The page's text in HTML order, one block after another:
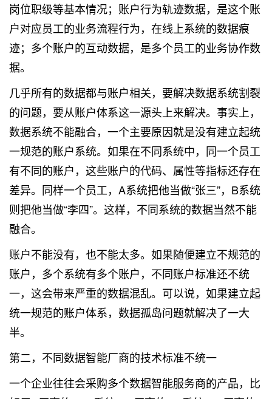
岗位职级等基本情况；账户行为轨迹数据，是这个账
户对应员工的业务流程行为，在线上系统的数据痕
迹；多个账户的互动数据，是多个员工的业务协作数
据。
几乎所有的数据都与账户相关，要解决数据系统割裂
的问题，要从账户体系这一源头上来解决。事实上，
数据系统不能融合，一个主要原因就是没有建立起统
一规范的账户系统。如果在不同系统中，同一个员工
有不同的账户，这些账户的代码、属性等指标还存在
差异。同样一个员工，A系统把他当做“张三”，B系统
则把他当做“李四”。这样，不同系统的数据当然不能
融合。
账户不能没有，也不能太多。如果随便建立不规范的
账户，多个系统有多个账户，不同账户标准还不统
一，这会带来严重的数据混乱。可以说，如果建立起
统一规范的账户体系，数据孤岛问题就解决了一大
半。
第二，不同数据智能厂商的技术标准不统一
一个企业往往会采购多个数据智能服务商的产品，比